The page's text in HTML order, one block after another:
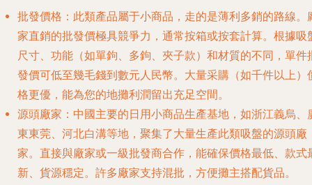
批發價格 ：此類產品屬于小商品，走的是薄利多銷的路線。
家直銷的批發價極具競爭力 ，通常按箱或按套計算。根據吸
尺寸、功能（如單鉤、多鉤、夾子款）和材質的不同，單件
發價可低至幾毛錢到數元人民幣。大量采購（如千件以上）
格更優，能為您的地攤利潤留出充足空間。
源頭廠家 ：中國主要的日用小商品生產基地，如浙江義烏、
東東莞、河北白溝等地，聚集了大量生產此類吸盤的源頭廠
家。直接與廠家或一級批發商合作，能確保價格最低、款式
新、貨源穩定。許多廠家支持混批，方便攤主搭配貨品。